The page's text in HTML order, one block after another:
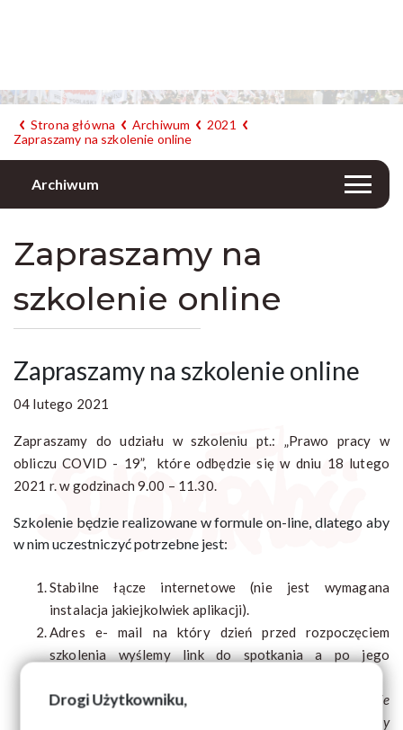
Drogi Użytkowniku,
Strona główna Archiwum
2021
Zapraszamy na szkolenie online
Archiwum
Zapraszamy na
szkolenie online
Zapraszamy na szkolenie online
04 lutego 2021
Zapraszamy do udziału w szkoleniu pt.: „Prawo pracy w
obliczu COVID - 19”, które odbędzie się w dniu 18 lutego
2021 r. w godzinach 9.00 – 11.30.
Szkolenie będzie realizowane w formule on-line, dlatego aby
w nim uczestniczyć potrzebne jest:
Stabilne łącze internetowe (nie jest wymagana
instalacja jakiejkolwiek aplikacji).
Adres e- mail na który dzień przed rozpoczęciem
szkolenia wyślemy link do spotkania a po jego
Urządzenie z dostępem do mikrofonu i kamery.
(Ze
względu na stabilność pracy rekomendujemy